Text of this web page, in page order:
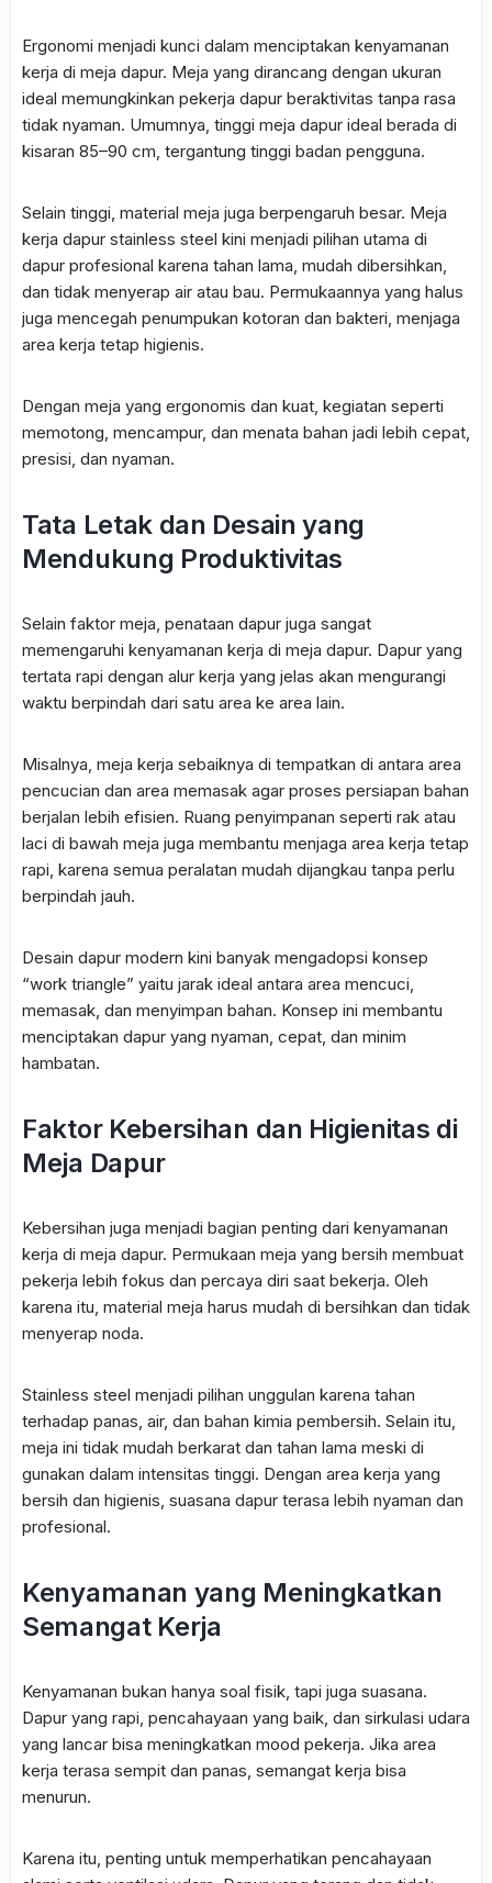
Ergonomi menjadi kunci dalam menciptakan kenyamanan
kerja di meja dapur. Meja yang dirancang dengan ukuran
ideal memungkinkan pekerja dapur beraktivitas tanpa rasa
tidak nyaman. Umumnya, tinggi meja dapur ideal berada di
kisaran 85–90 cm, tergantung tinggi badan pengguna.
Selain tinggi, material meja juga berpengaruh besar. Meja
kerja dapur stainless steel kini menjadi pilihan utama di
dapur profesional karena tahan lama, mudah dibersihkan,
dan tidak menyerap air atau bau. Permukaannya yang halus
juga mencegah penumpukan kotoran dan bakteri, menjaga
area kerja tetap higienis.
Dengan meja yang ergonomis dan kuat, kegiatan seperti
memotong, mencampur, dan menata bahan jadi lebih cepat,
presisi, dan nyaman.
Tata Letak dan Desain yang
Mendukung Produktivitas
Selain faktor meja, penataan dapur juga sangat
memengaruhi kenyamanan kerja di meja dapur. Dapur yang
tertata rapi dengan alur kerja yang jelas akan mengurangi
waktu berpindah dari satu area ke area lain.
Misalnya, meja kerja sebaiknya di tempatkan di antara area
pencucian dan area memasak agar proses persiapan bahan
berjalan lebih efisien. Ruang penyimpanan seperti rak atau
laci di bawah meja juga membantu menjaga area kerja tetap
rapi, karena semua peralatan mudah dijangkau tanpa perlu
berpindah jauh.
Desain dapur modern kini banyak mengadopsi konsep
“work triangle” yaitu jarak ideal antara area mencuci,
memasak, dan menyimpan bahan. Konsep ini membantu
menciptakan dapur yang nyaman, cepat, dan minim
hambatan.
Faktor Kebersihan dan Higienitas di
Meja Dapur
Kebersihan juga menjadi bagian penting dari kenyamanan
kerja di meja dapur. Permukaan meja yang bersih membuat
pekerja lebih fokus dan percaya diri saat bekerja. Oleh
karena itu, material meja harus mudah di bersihkan dan tidak
menyerap noda.
Stainless steel menjadi pilihan unggulan karena tahan
terhadap panas, air, dan bahan kimia pembersih. Selain itu,
meja ini tidak mudah berkarat dan tahan lama meski di
gunakan dalam intensitas tinggi. Dengan area kerja yang
bersih dan higienis, suasana dapur terasa lebih nyaman dan
profesional.
Kenyamanan yang Meningkatkan
Semangat Kerja
Kenyamanan bukan hanya soal fisik, tapi juga suasana.
Dapur yang rapi, pencahayaan yang baik, dan sirkulasi udara
yang lancar bisa meningkatkan mood pekerja. Jika area
kerja terasa sempit dan panas, semangat kerja bisa
menurun.
Karena itu, penting untuk memperhatikan pencahayaan